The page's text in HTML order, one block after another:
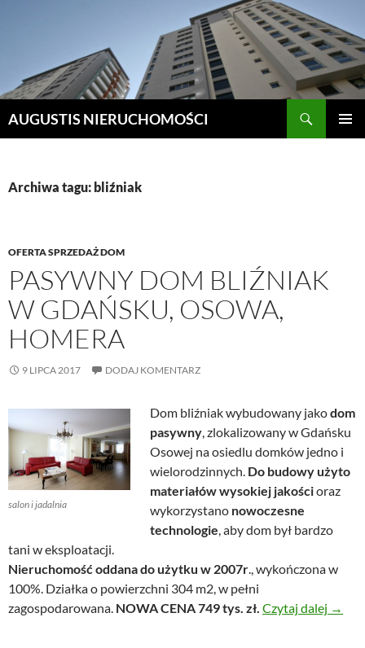
AUGUSTIS NIERUCHOMOŚCI
Archiwa tagu: bliźniak
OFERTA SPRZEDAŻ DOM
PASYWNY DOM BLIŹNIAK
W GDAŃSKU, OSOWA,
HOMERA
9 LIPCA 2017 DODAJ KOMENTARZ
salon i jadalnia
Dom bliźniak wybudowany jakodom
pasywny, zlokalizowany w Gdańsku
Osowej na osiedlu domków jedno i
wielorodzinnych. Do budowy użyto
materiałów wysokiej jakościoraz
wykorzystano nowoczesne
technologie, aby dom był bardzo
tani w eksploatacji.
Nieruchomość oddana do użytku w 2007r., wykończona w
100%. Działka o powierzchni 304 m2, w pełni
zagospodarowana. NOWA CENA 749 tys. zł. Czytaj dalej →